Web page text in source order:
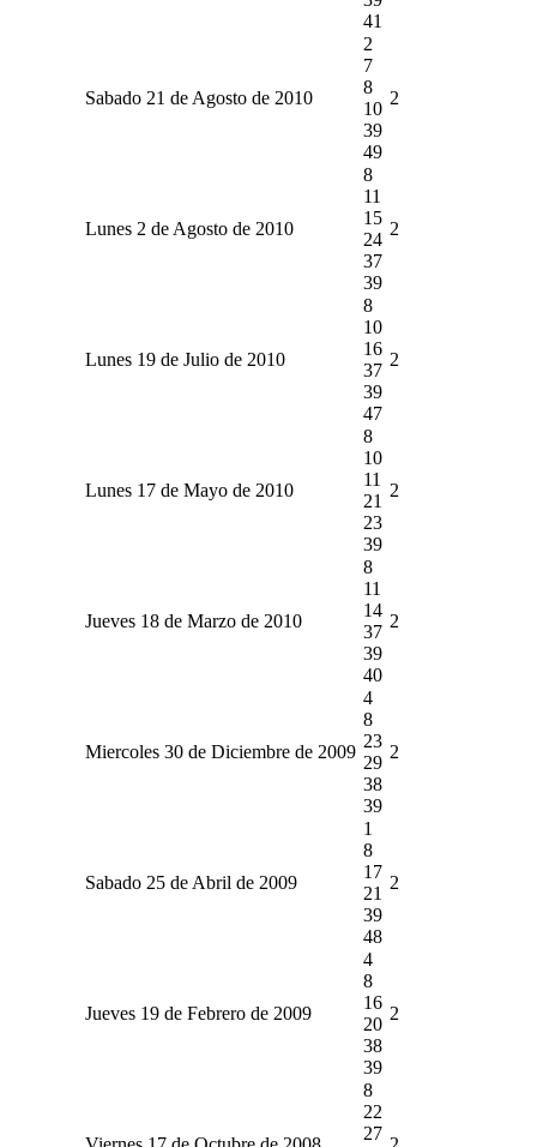
41
Sabado 21 de Agosto de 2010
2
7
8
10
39
49
2
Lunes 2 de Agosto de 2010
8
11
15
24
37
39
2
Lunes 19 de Julio de 2010
8
10
16
37
39
47
2
Lunes 17 de Mayo de 2010
8
10
11
21
23
39
2
Jueves 18 de Marzo de 2010
8
11
14
37
39
40
2
Miercoles 30 de Diciembre de 2009
4
8
23
29
38
39
2
Sabado 25 de Abril de 2009
1
8
17
21
39
48
2
Jueves 19 de Febrero de 2009
4
8
16
20
38
39
2
8
22
27